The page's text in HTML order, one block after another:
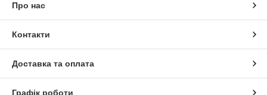
Про нас
Контакти
Доставка та оплата
Графік роботи